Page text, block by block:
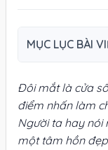
MỤC LỤC BÀI
Đôi mắt là cửa
điểm nhấn làm
Người ta hay nói
một tâm hồn